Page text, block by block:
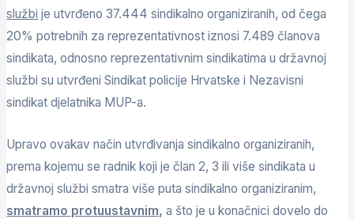
službi je utvrđeno 37.444 sindikalno organiziranih, od čega
20% potrebnih za reprezentativnost iznosi 7.489 članova
sindikata, odnosno reprezentativnim sindikatima u državnoj
službi su utvrđeni Sindikat policije Hrvatske i Nezavisni
sindikat djelatnika MUP-a.
Upravo ovakav način utvrđivanja sindikalno organiziranih,
prema kojemu se radnik koji je član 2, 3 ili više sindikata u
državnoj službi smatra više puta sindikalno organiziranim,
smatramo protuustavnim, a što je u konačnici dovelo do